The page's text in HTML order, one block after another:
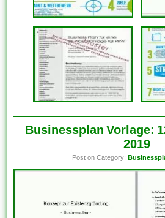
Businessplan Vorlage:
2019
Post on Category: